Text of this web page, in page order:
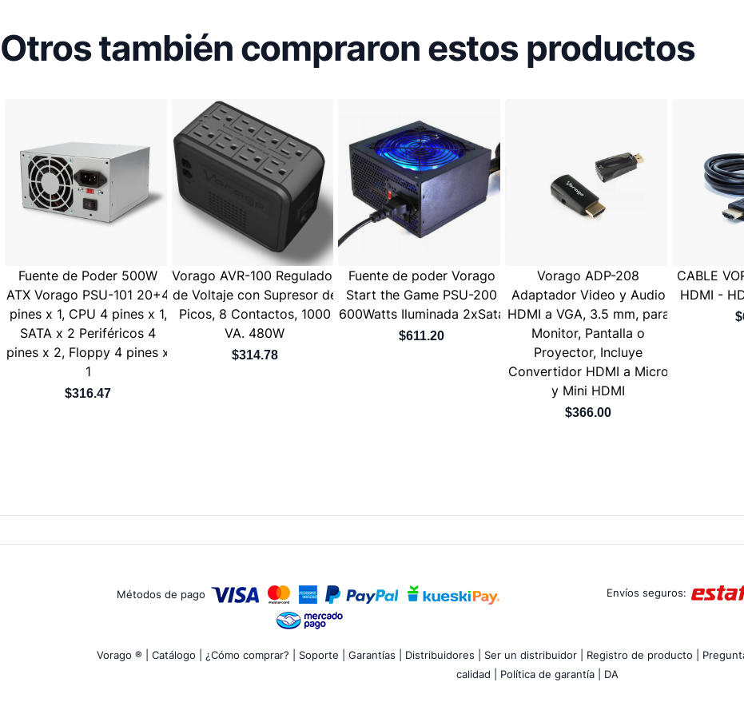
Otros también compraron estos productos
Fuente de Poder 500W
ATX Vorago PSU-101 20+4
pines x 1, CPU 4 pines x 1,
SATA x 2 Periféricos 4
pines x 2, Floppy 4 pines x
1
$316.47
Vorago AVR-100 Regulador
de Voltaje con Supresor de
Picos, 8 Contactos, 1000
VA. 480W
$314.78
Fuente de poder Vorago
Start the Game PSU-200
600Watts Iluminada 2xSata
$611.20
Vorago ADP-208
Adaptador Video y Audio
HDMI a VGA, 3.5 mm, para
Monitor, Pantalla o
Proyector, Incluye
Convertidor HDMI a Micro
y Mini HDMI
$366.00
CABLE
HDMI -
Métodos de pago Envíos seguros:
Vorago ® | Catálogo | ¿Cómo comprar? | Soporte | Garantías | Distribuidores | Ser un distribuidor | Registro de producto |
calidad |
Política de garantía | DA